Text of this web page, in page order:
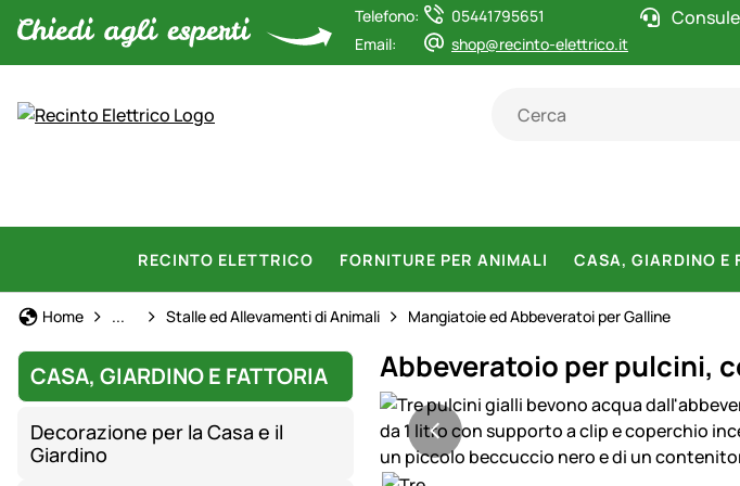
Telefono:
05441795651
Email:
shop@recinto-elettrico.it
RECINTO ELETTRICO FORNITURE PER ANIMALI CASA, GIARDINO E
Home Casa, Giardino e Fattoria
... Stalle ed Allevamenti di Animali Mangiatoie ed Abbeveratoi per Galline
CASA, GIARDINO E FATTORIA
Decorazione per la Casa e il
Giardino
Abbeveratoio per pulcini,
Galleria prodotti